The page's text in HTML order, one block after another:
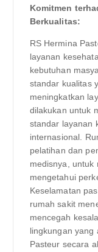
Komitmen
Berkualitas:
RS Hermina
layanan
kebutuhan
standar kualitas
meningkatkan
dilakukan untuk
standar layanan
internasional.
pelatihan dan
medisnya, untuk
mengetahui
Keselamatan
rumah sakit
mencegah
lingkungan yang
Pasteur secara